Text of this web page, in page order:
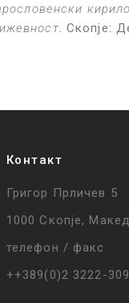
. Скопје:
Контакт
Григор Прличев 5
1000 Скопје,
телефон / факс
++389(0)2 3222-309